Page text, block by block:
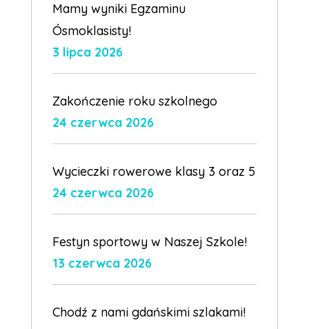
Mamy wyniki Egzaminu
Ósmoklasisty!
3 lipca 2026
Zakończenie roku szkolnego
24 czerwca 2026
Wycieczki rowerowe klasy 3 oraz 5
24 czerwca 2026
Festyn sportowy w Naszej Szkole!
13 czerwca 2026
Chodź z nami gdańskimi szlakami!